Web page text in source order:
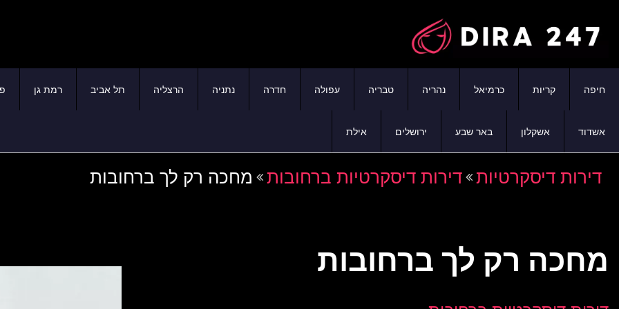
חיפה קריות כרמיאל נהריה טבריה עפולה חדרה נתניה הרצליה תל אביב רמת גן
אשדוד אשקלון באר שבע ירושלים אילת
דירות דיסקרטיות דירות דיסקרטיות ברחובות מחכה רק לך ברחובות
מחכה רק לך ברחובות